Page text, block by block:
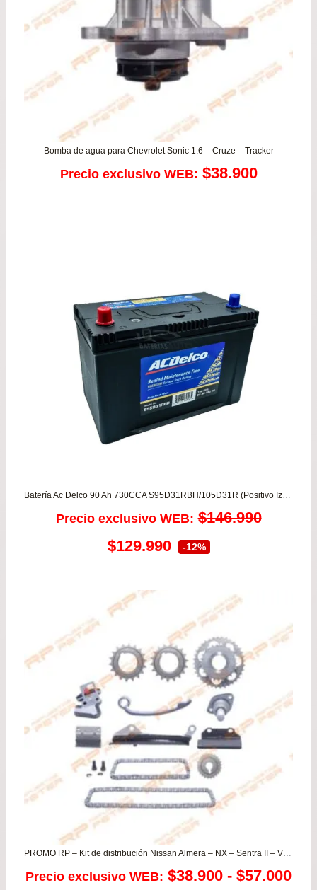
Bomba de agua para Chevrolet Sonic 1.6 – Cruze – Tracker
Precio exclusivo WEB: $38.900
Batería Ac Delco 90 Ah 730CCA S95D31RBH/105D31R (Positivo Izquierdo)
Precio exclusivo WEB: $146.990
El
original
$146.990.
$129.990El
es:
$129.990.
-12%
PROMO RP – Kit de distribución Nissan Almera – NX – Sentra II – V16 TAPA GRIS – TWINCAM
Precio exclusivo WEB: $38.900 - $57.000